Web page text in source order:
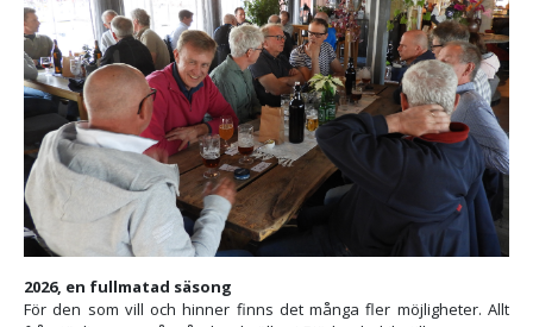
2026, en fullmatad säsong
För den som vill och hinner finns det många fler möjligheter. Allt